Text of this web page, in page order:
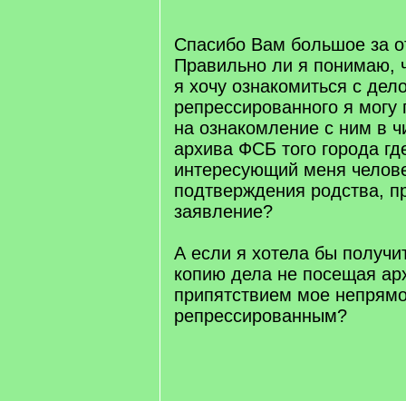
Cпасибо Вам большое за
Правильно ли я понимаю,
я хочу ознакомиться с
репрессированного я могу
на ознакомление с ним в
архива ФСБ того города
интересующий меня
подтверждения родства,
заявление?
А если я хотела бы
копию дела не посещая
припятствием мое
репрессированным?